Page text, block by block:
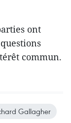
ont
commun.
Gallagher